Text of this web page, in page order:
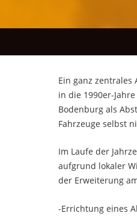
Ein ganz
in die 1990er-
Bodenburg als
Fahrzeuge selbst
Im Laufe der
aufgrund lokaler
der Erweiterung
-Errichtung eines